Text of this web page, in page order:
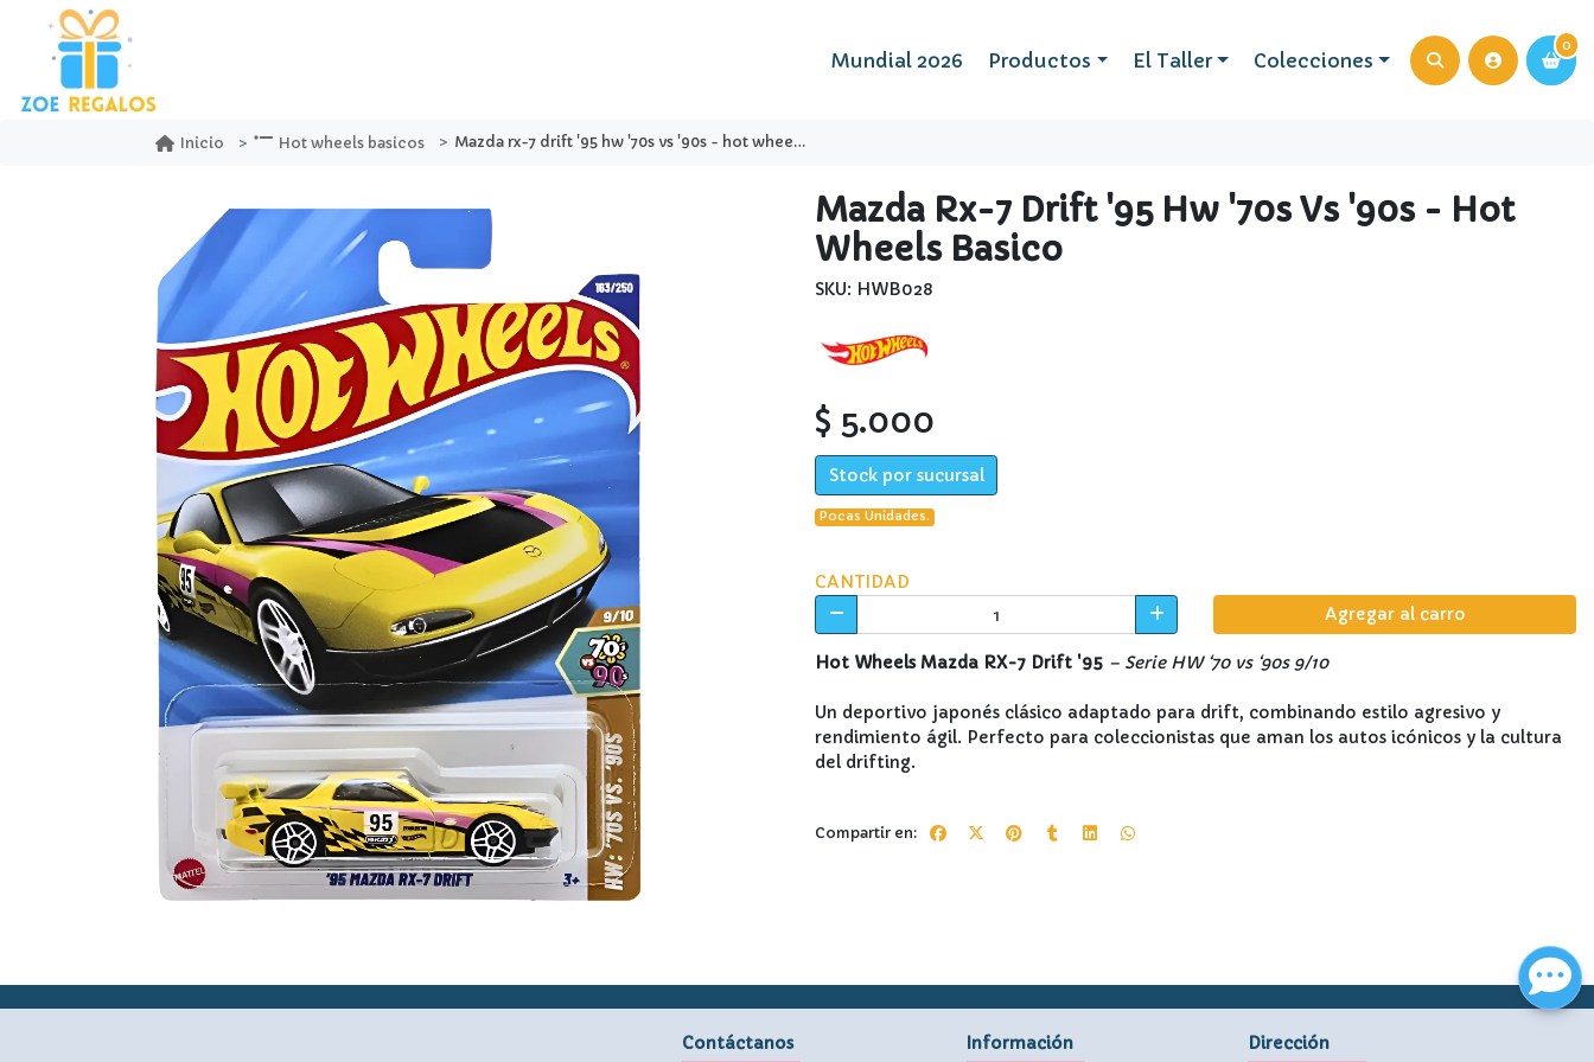
0
Mundial 2026 Productos El Taller Colecciones
0
Inicio Hot wheels basicos Mazda rx-7 drift '95 hw '70s vs '90s - hot wheels basico
Mazda Rx-7 Drift '95 Hw '70s Vs '90s - Hot
Wheels Basico
SKU: HWB028
$ 5.000
Stock por sucursal
Pocas Unidades.
CANTIDAD
Agregar al carro
Hot Wheels Mazda RX-7 Drift '95 – Serie HW ‘70 vs ‘90s 9/10
Un deportivo japonés clásico adaptado para drift, combinando estilo agresivo y
rendimiento ágil. Perfecto para coleccionistas que aman los autos icónicos y la cultura
del drifting.
Compartir en:
Contáctanos Información Dirección